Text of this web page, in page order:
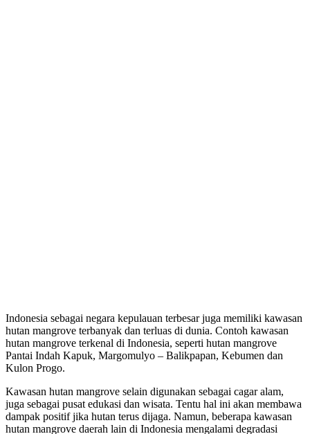
Indonesia sebagai negara kepulauan terbesar juga memiliki kawasan
hutan mangrove terbanyak dan terluas di dunia. Contoh kawasan
hutan mangrove terkenal di Indonesia, seperti hutan mangrove
Pantai Indah Kapuk, Margomulyo – Balikpapan, Kebumen dan
Kulon Progo.
Kawasan hutan mangrove selain digunakan sebagai cagar alam,
juga sebagai pusat edukasi dan wisata. Tentu hal ini akan membawa
dampak positif jika hutan terus dijaga. Namun, beberapa kawasan
hutan mangrove daerah lain di Indonesia mengalami degradasi